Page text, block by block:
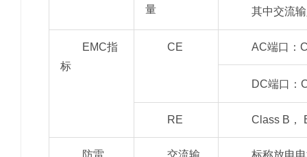
量
其中交流
EMC指
标
CE AC端口：
DC端口：
RE Class B，
防雷 交流输 标称放电